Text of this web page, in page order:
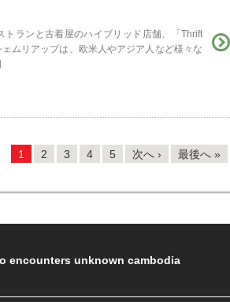
トランと古着屋のハイブリッド店舗、「Thrift
ムリアップは、欧米人やアジア人など様々な
1 2 3 4 5 次へ › 最後へ »
encounters unknown cambodia